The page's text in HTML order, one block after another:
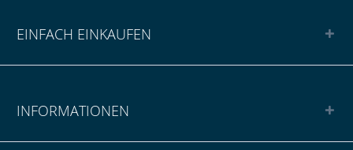
EINFACH EINKAUFEN
INFORMATIONEN